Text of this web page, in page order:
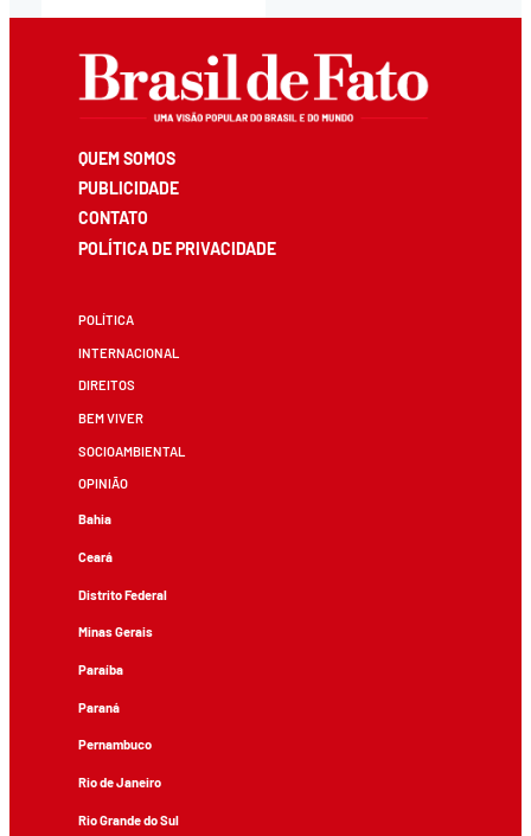
QUEM SOMOS
PUBLICIDADE
CONTATO
POLÍTICA DE PRIVACIDADE
POLÍTICA
INTERNACIONAL
DIREITOS
BEM VIVER
SOCIOAMBIENTAL
OPINIÃO
Bahia
Ceará
Distrito Federal
Minas Gerais
Paraíba
Paraná
Pernambuco
Rio de Janeiro
Rio Grande do Sul